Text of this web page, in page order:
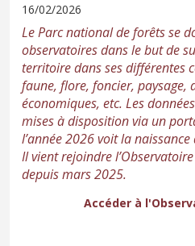
16/02/2026
Le Parc national de forêts se
observatoires dans le but de
territoire dans ses différentes
faune, flore, foncier, paysage,
économiques, etc. Les
mises à disposition via un
l’année 2026 voit la naissance
Il vient rejoindre
depuis mars 2025.
Accéder à